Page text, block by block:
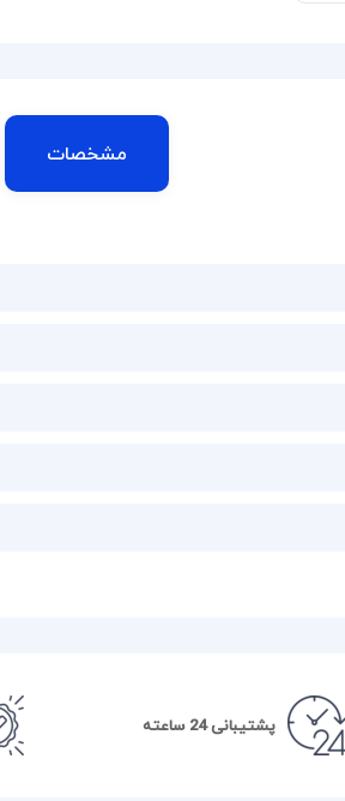
مشخصات
پشتیبانی 24 ساعته